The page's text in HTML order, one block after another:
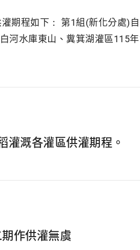
期程如下： 第1組(新化分處)
河水庫東山、糞箕湖灌區115
灌溉各灌區供灌期程。
作供灌無虞